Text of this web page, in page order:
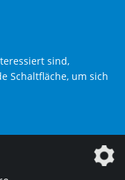
sind,
Schaltfläche, um sich
der